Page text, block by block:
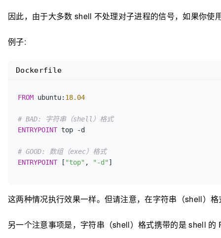
因此，由于大多数 shell 不处理对子进程的信号，如果你使
例子:
FROM ubuntu: 18.04
# BAD: 字符串（shell）格式
ENTRYPOINT top -d
# GOOD: 数组（exec）格式
ENTRYPOINT [ "top" , "-d" ]
Dockerfile
这两种情况执行效果一样。但请注意，在字符串（shell）
另一个注意事项是，字符串（shell）格式携带的是 shell 的